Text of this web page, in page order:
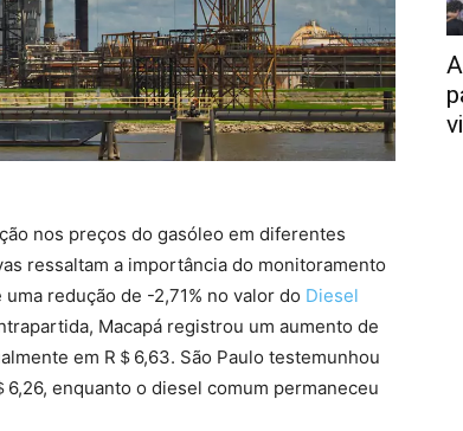
nos preços do gasóleo em diferentes
ressaltam a importância do monitoramento
redução de -2,71% no valor do Diesel
Macapá registrou um aumento de
em R＄6,63. São Paulo testemunhou
enquanto o diesel comum permaneceu